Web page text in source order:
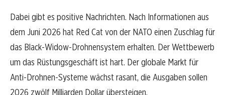
Dabei gibt es positive Nachrichten. Nach Informationen aus
dem Juni 2026 hat Red Cat von der NATO einen Zuschlag für
das Black-Widow-Drohnensystem erhalten. Der Wettbewerb
um das Rüstungsgeschäft ist hart. Der globale Markt für
Anti-Drohnen-Systeme wächst rasant, die Ausgaben sollen
2026 zwölf Milliarden Dollar übersteigen.